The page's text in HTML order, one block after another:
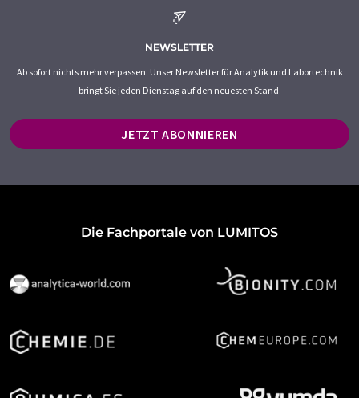
NEWSLETTER
Ab sofort nichts mehr verpassen: Unser Newsletter für Analytik und Labortechnik
bringt Sie jeden Dienstag auf den neuesten Stand.
JETZT ABONNIEREN
Die Fachportale von LUMITOS